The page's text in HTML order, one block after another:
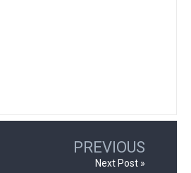
PREVIOUS
Next Post »